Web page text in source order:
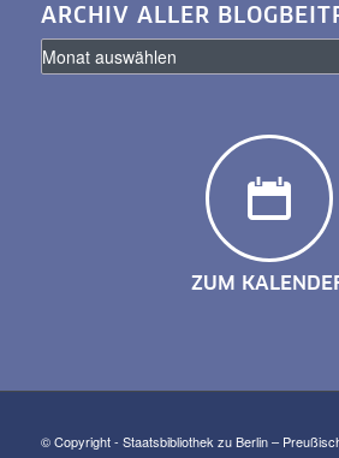
ARCHIV ALLER
ZUM
© Copyright - Staatsbibliothek zu Berlin –